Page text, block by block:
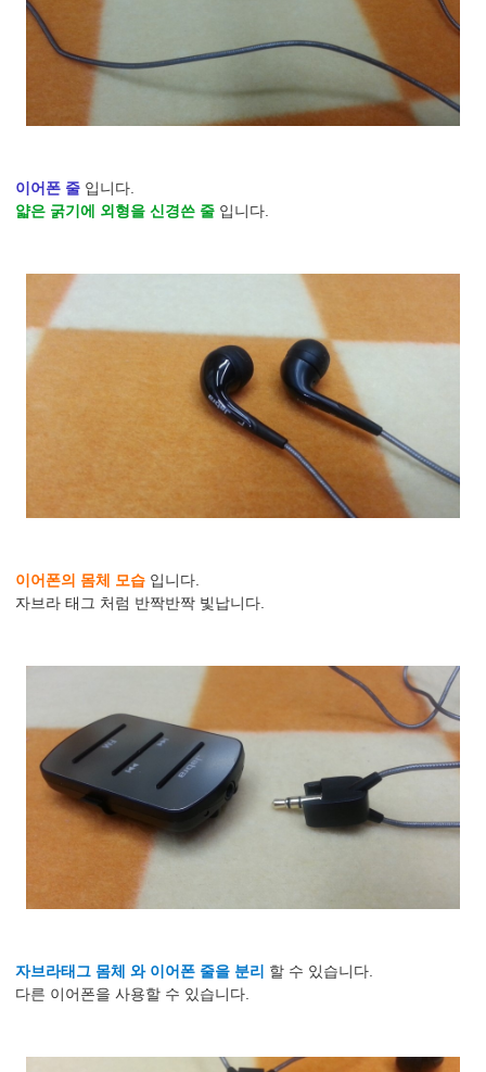
이어폰 줄 입니다.
얇은 굵기에 외형을 신경쓴 줄 입니다.
이어폰의 몸체 모습 입니다.
자브라 태그 처럼 반짝반짝 빛납니다.
자브라태그 몸체 와 이어폰 줄을 분리 할 수 있습니다.
다른 이어폰을 사용할 수 있습니다.